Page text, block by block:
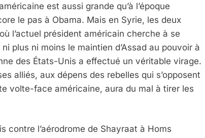
est aussi grande qu’à l’époque
le pas à Obama. Mais en Syrie, les deux
l’actuel président américain cherche à se
plus ni moins le maintien d’Assad au pouvoir à
des États-Unis a effectué un véritable virage.
alliés, aux dépens des rebelles qui s’opposent
volte-face américaine, aura du mal à tirer les
contre l’aérodrome de Shayraat à Homs
La Nouvelle Chanson De Boy George